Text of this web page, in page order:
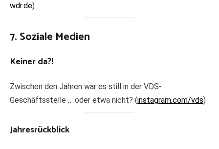
wdr.de)
7. Soziale Medien
Keiner da?!
Zwischen den Jahren war es still in der VDS-
Geschäftsstelle … oder etwa nicht? (instagram.com/vds)
Jahresrückblick